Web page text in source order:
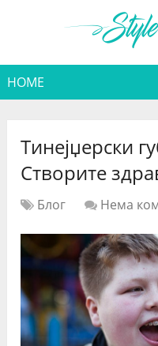
HOME
Тинејџерски
Створите
Блог
Нема